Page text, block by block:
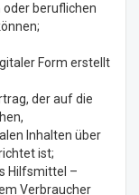
beruflichen
Form erstellt
der auf die
Inhalten über
ist;
Hilfsmittel –
Verbraucher